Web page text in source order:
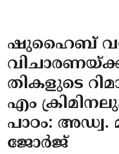
KANNUR
KASARAGOD
ഷുഹൈബ്
തികളുടെ
എം
പാഠം: അഡ്വ.
ജോർജ്